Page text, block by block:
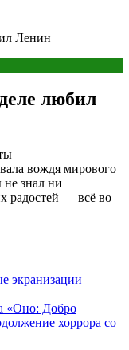
Ленин
любил
вождя мирового
не знал ни
радостей — всё во
экранизации
«Оно: Добро
хоррора со